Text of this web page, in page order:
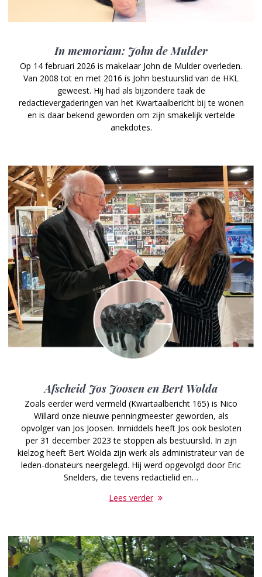
In memoriam: John de Mulder
Op 14 februari 2026 is makelaar John de Mulder overleden.
Van 2008 tot en met 2016 is John bestuurslid van de HKL
geweest. Hij had als bijzondere taak de
redactievergaderingen van het Kwartaalbericht bij te wonen
en is daar bekend geworden om zijn smakelijk vertelde
anekdotes.
Afscheid Jos Joosen en Bert Wolda
Zoals eerder werd vermeld (Kwartaal­bericht 165) is Nico
Willard onze nieuwe penningmeester geworden, als
opvolger van Jos Joosen. Inmiddels heeft Jos ook besloten
per 31 december 2023 te stoppen als bestuurslid. In zijn
kielzog heeft Bert Wolda zijn werk als administrateur van de
leden-donateurs neergelegd. Hij werd opgevolgd door Eric
Snelders, die tevens redactielid en…
Lees verder